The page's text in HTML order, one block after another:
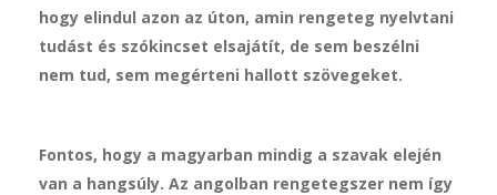
hogy elindul azon az úton, amin rengeteg nyelvtani
tudást és szókincset elsajátít, de sem beszélni
nem tud, sem megérteni hallott szövegeket.
Fontos, hogy a magyarban mindig a szavak elején
van a hangsúly. Az angolban rengetegszer nem így